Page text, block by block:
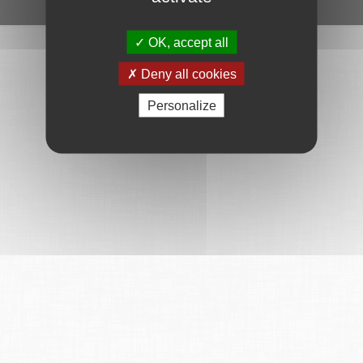
OK, accept all
Deny all cookies
Personalize
Ce service est proposé par